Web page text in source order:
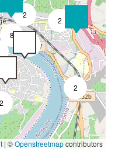
2
2
2
2
8
| ©Openstreetmapcontributors